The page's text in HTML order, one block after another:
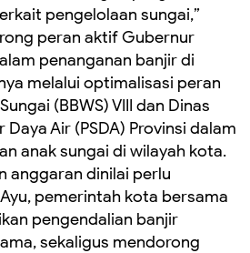
pengelolaan sungai,”
peran aktif Gubernur
penanganan banjir di
melalui optimalisasi peran
(BBWS) VIII dan Dinas
Daya Air (PSDA) Provinsi dalam
anak sungai di wilayah kota.
anggaran dinilai perlu
pemerintah kota bersama
pengendalian banjir
sekaligus mendorong